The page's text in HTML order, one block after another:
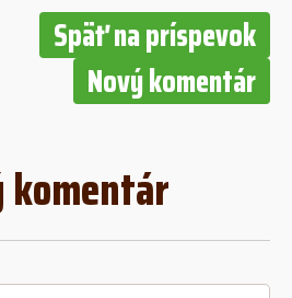
Späť na príspevok
Nový komentár
komentár